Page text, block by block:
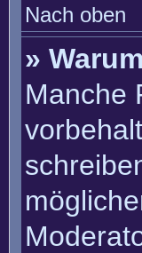
Nach oben
»
Manche